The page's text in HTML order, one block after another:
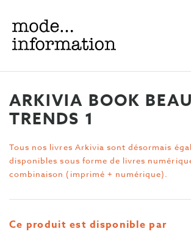
Mode
information
ARKIVIA BOOK
TRENDS 1
Tous nos livres Arkivia sont désormais
disponibles sous forme de livres
combinaison (imprimé + numérique).
Ce produit est disponible par